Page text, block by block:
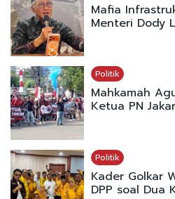
Mafia
Menteri Dody
Politik
Mahkamah
Ketua PN
Politik
Kader Golkar
DPP soal Dua